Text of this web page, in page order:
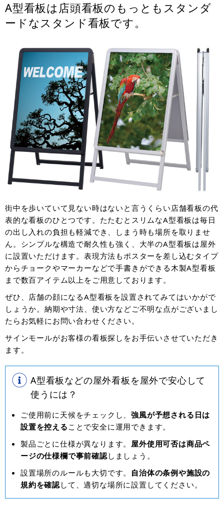
A型看板は店頭看板のもっともスタンダ
ードなスタンド看板です。
街中を歩いていて見ない時はないと言うくらい店舗看板の代
表的な看板のひとつです。たたむとスリムなA型看板は毎日
の出し入れの負担も軽減でき、しまう時も場所を取りませ
ん。シンプルな構造で耐久性も強く、大半のA型看板は屋外
に設置いただけます。表現方法もポスターを差し込むタイプ
からチョークやマーカーなどで手書きができる木製A型看板
まで数百アイテム以上をご用意しております。
ぜひ、店舗の顔になるA型看板を設置されてみてはいかがで
しょうか。納期や寸法、使い方などご不明な点がございまし
たらお気軽にお問い合わせください。
サインモールがお客様の看板探しをお手伝いさせていただき
ます。
A型看板などの屋外看板を屋外で安心して
使うには？
ご使用前に天候をチェックし、強風が予想される日は
設置を控える ことで安全に運用できます。
製品ごとに仕様が異なります。 屋外使用可否は商品ペ
ージの仕様欄で事前確認しましょう。
設置場所のルールも大切です。 自治体の条例や施設の
規約を確認して、適切な場所に設置してください。